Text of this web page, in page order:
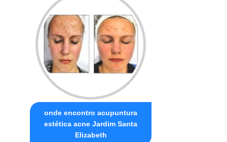
onde encontro acupuntura
estética acne Jardim Santa
Elizabeth